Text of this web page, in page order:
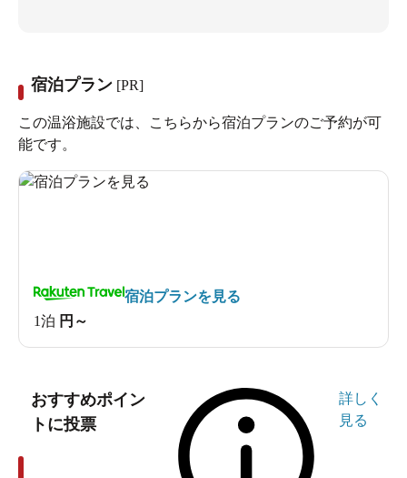
宿泊プラン [PR]
この温浴施設では、こちらから宿泊プランのご予約が可
能です。
1泊 円～
宿泊プランを見る
おすすめポイン
トに投票
詳しく
見る